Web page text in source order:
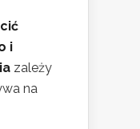
i
zależy
na